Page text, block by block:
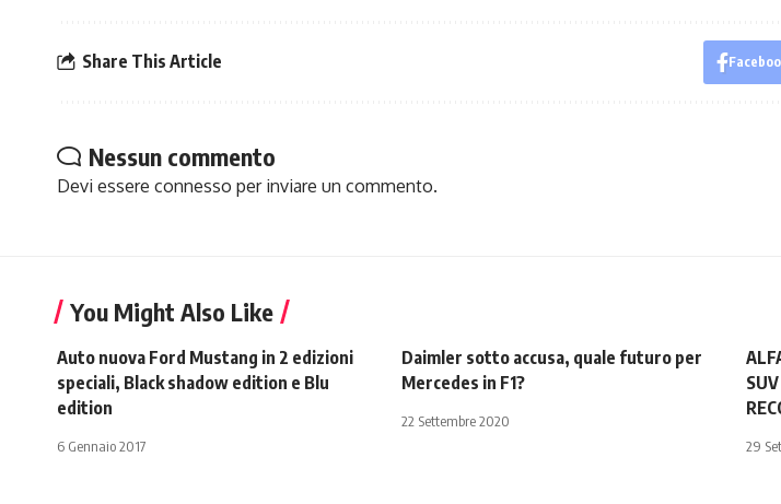
Share This Article
Nessun commento
Devi essere connesso per inviare un commento.
You Might Also Like
Auto nuova Ford Mustang in 2 edizioni
speciali, Black shadow edition e Blu
edition
6 Gennaio 2017
Daimler sotto accusa, quale futuro per
Mercedes in F1?
22 Settembre 2020
29